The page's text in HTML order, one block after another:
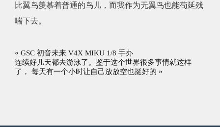
比翼鸟羡慕着普通的鸟儿，而我作为无翼鸟也能苟延残
喘下去。
« GSC 初音未来 V4X MIKU 1/8 手办
连续好几天都去游泳了。鉴于这个世界很多事情就这样
了， 每天有一个小时让自己放放空也挺好的 »